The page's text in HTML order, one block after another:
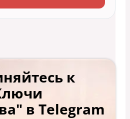
к
в Telegram